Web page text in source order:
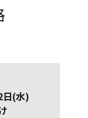
日(水)